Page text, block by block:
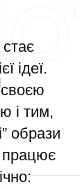
ідеї.
і тим,
образи
працює